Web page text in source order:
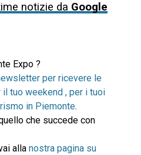
notizie da Google
Expo ?
per ricevere le
tuo weekend , per i tuoi
in Piemonte.
che succede con
alla nostra pagina su